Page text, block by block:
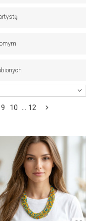
- gotowy prezent dla
9 10 ... 12